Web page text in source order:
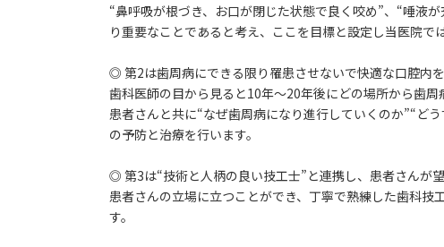
“鼻呼吸が根づき、お口が閉じた状態で良く咬め”、“唾液
り重要なことであると考え、ここを目標と設定し当医院で
◎ 第2は歯周病にできる限り罹患させないで快適な口腔内を
歯科医師の目から見ると10年～20年後にどの場所から歯周
患者さんと共に“なぜ歯周病になり進行していくのか”“ど
の予防と治療を行います。
◎ 第3は“技術と人柄の良い技工士”と連携し、患者さんが
患者さんの立場に立つことができ、丁寧で熟練した歯科
す。